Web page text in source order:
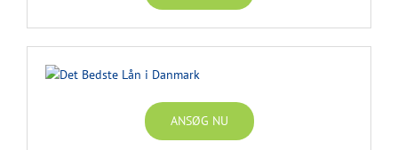
ANSØG NU